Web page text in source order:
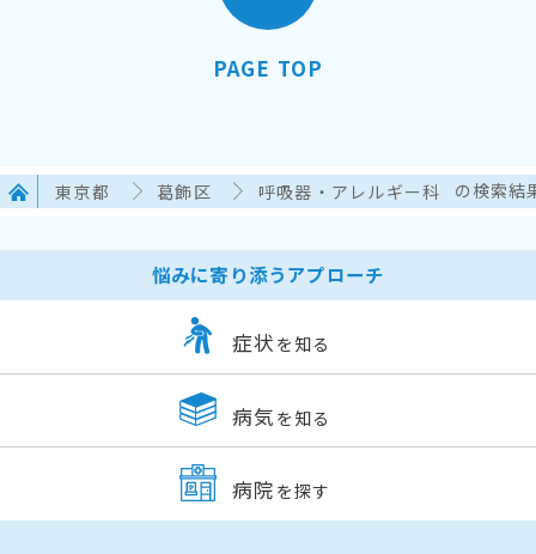
PAGE TOP
東京都 葛飾区 呼吸器・アレルギー科 の検索結
悩みに寄り添うアプローチ
症状 を知る
病気 を知る
病院 を探す